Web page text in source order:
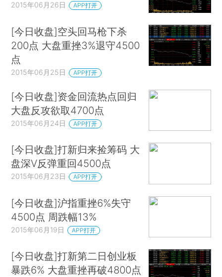
2015年06月26日 APP打开
[今日收盘]空头回马枪下杀
200点 大盘重挫3%退守4500
点
2015年06月25日 APP打开
[今日收盘]资金回流热点回归
大盘反攻欲取4700点
2015年06月24日 APP打开
[今日收盘]打新归来捡筹码 大
盘深V反弹重回4500点
2015年06月23日 APP打开
[今日收盘]沪指重挫6%失守
4500点 周跌幅13%
2015年06月19日 APP打开
[今日收盘]打新第二日创业板
暴跌6% 大盘重挫再破4800点